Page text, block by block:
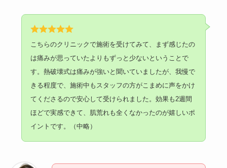
こちらのクリニックで施術を受けてみて、まず感じたの
は痛みが思っていたよりもずっと少ないということで
す。熱破壊式は痛みが強いと聞いていましたが、我慢で
きる程度で、施術中もスタッフの方がこまめに声をかけ
てくださるので安心して受けられました。効果も2週間
ほどで実感できて、肌荒れも全くなかったのが嬉しいポ
イントです。（中略）